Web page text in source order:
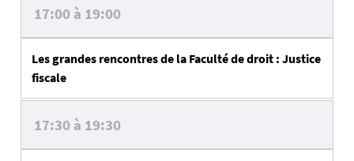
17:00 à 19:00
Les grandes rencontres de la Faculté de droit : Justice
fiscale
17:30 à 19:30